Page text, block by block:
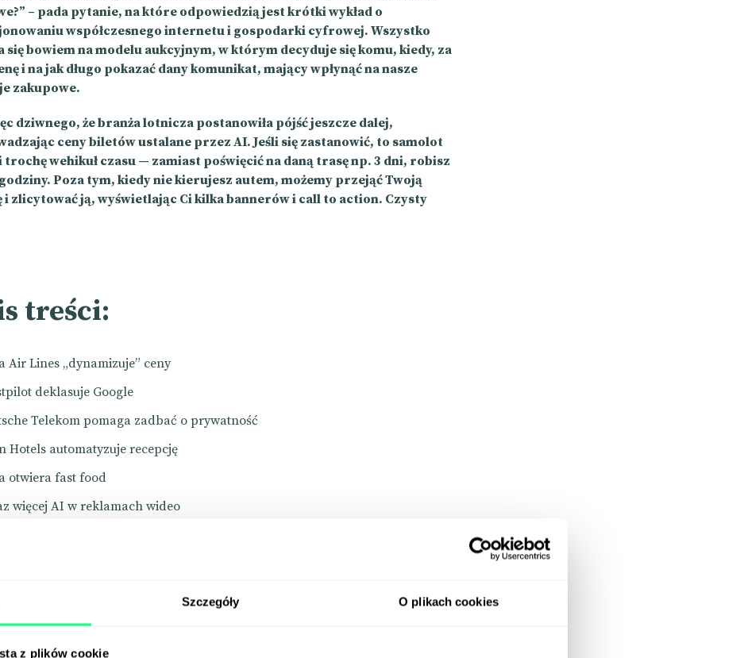
Szczegóły O plikach cookies
z plików cookie
– pada pytanie, na które odpowiedzią jest krótki wykład o
współczesnego internetu i gospodarki cyfrowej. Wszystko
się bowiem na modelu aukcyjnym, w którym decyduje się komu, kiedy, za
i na jak długo pokazać dany komunikat, mający wpłynąć na nasze
zakupowe.
dziwnego, że branża lotnicza postanowiła pójść jeszcze dalej,
ceny biletów ustalane przez AI. Jeśli się zastanowić, to samolot
trochę wehikuł czasu — zamiast poświęcić na daną trasę np. 3 dni, robisz
Poza tym, kiedy nie kierujesz autem, możemy przejąć Twoją
i zlicytować ją, wyświetlając Ci kilka bannerów i call to action. Czysty
treści:
Air Lines „dynamizuje” ceny
deklasuje Google
Telekom pomaga zadbać o prywatność
Hotels automatyzuje recepcję
otwiera fast food
więcej AI w reklamach wideo
otwiera plenerową czytelnię